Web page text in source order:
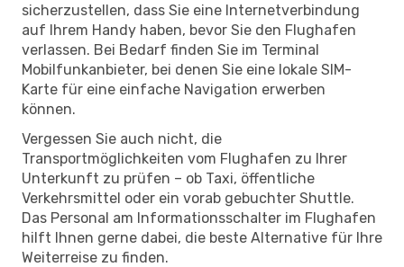
sicherzustellen, dass Sie eine Internetverbindung
auf Ihrem Handy haben, bevor Sie den Flughafen
verlassen. Bei Bedarf finden Sie im Terminal
Mobilfunkanbieter, bei denen Sie eine lokale SIM-
Karte für eine einfache Navigation erwerben
können.
Vergessen Sie auch nicht, die
Transportmöglichkeiten vom Flughafen zu Ihrer
Unterkunft zu prüfen – ob Taxi, öffentliche
Verkehrsmittel oder ein vorab gebuchter Shuttle.
Das Personal am Informationsschalter im Flughafen
hilft Ihnen gerne dabei, die beste Alternative für Ihre
Weiterreise zu finden.